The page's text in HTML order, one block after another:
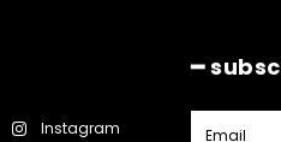
Instagram
━